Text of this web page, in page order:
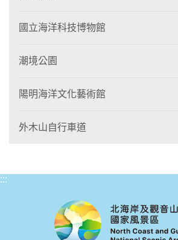
國立海洋科技博物館
潮境公園
陽明海洋文化藝術館
外木山自行車道
:::